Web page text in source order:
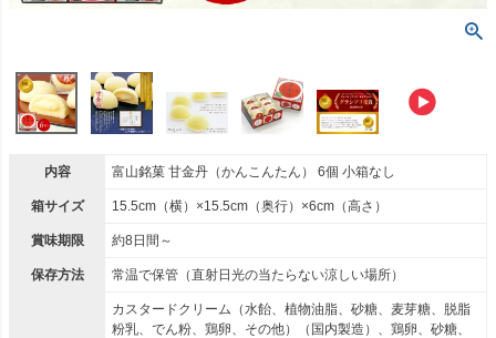
内容 富山銘菓 甘金丹（かんこんたん） 6個 小箱なし
箱サイズ 15.5cm（横）×15.5cm（奥行）×6cm（高さ）
賞味期限 約8日間～
保存方法 常温で保管（直射日光の当たらない涼しい場所）
カスタードクリーム（水飴、植物油脂、砂糖、麦芽糖、脱脂
粉乳、でん粉、鶏卵、その他）（国内製造）、鶏卵、砂糖、